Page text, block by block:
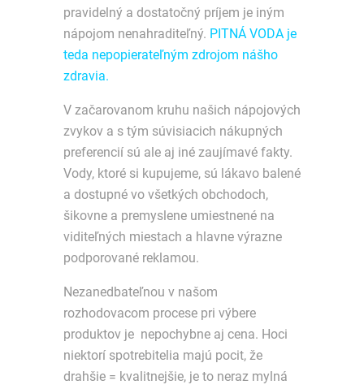
pravidelný a dostatočný príjem je iným
nápojom nenahraditeľný. PITNÁ VODA je
teda nepopierateľným zdrojom nášho
zdravia.
V začarovanom kruhu našich nápojových
zvykov a s tým súvisiacich nákupných
preferencií sú ale aj iné zaujímavé fakty.
Vody, ktoré si kupujeme, sú lákavo balené
a dostupné vo všetkých obchodoch,
šikovne a premyslene umiestnené na
viditeľných miestach a hlavne výrazne
podporované reklamou.
Nezanedbateľnou v našom
rozhodovacom procese pri výbere
produktov je nepochybne aj cena. Hoci
niektorí spotrebitelia majú pocit, že
drahšie = kvalitnejšie, je to neraz mylná